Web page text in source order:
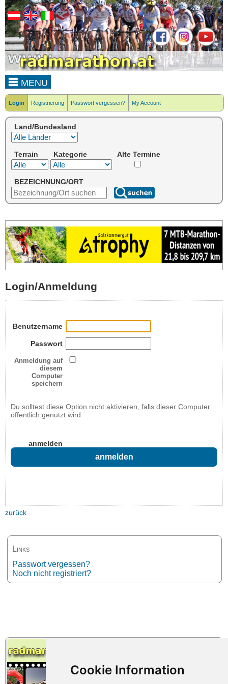
MENU
Login Registrierung Passwort vergessen? My Account
Land/Bundesland
Terrain Kategorie Alte Termine
BEZEICHNUNG/ORT
Login/Anmeldung
Links
Passwort vergessen?
Noch nicht registriert?
Benutzername
Passwort
Anmeldung auf
diesem
Computer
speichern
Du solltest diese Option nicht aktivieren, falls dieser Computer
öffentlich genutzt wird
anmelden
zurück